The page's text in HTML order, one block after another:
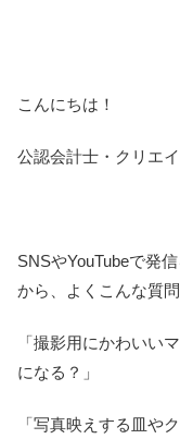
こんにちは！
公認会計士・クリエ
SNSやYouTubeで発
から、よくこんな質
「撮影用にかわいい
になる？」
「写真映えする皿や